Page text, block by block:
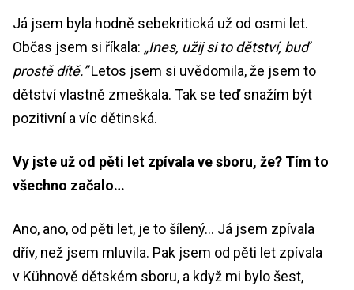
Já jsem byla hodně sebekritická už od osmi let.
Občas jsem si říkala: „Ines, užij si to dětství, buď
prostě dítě.”Letos jsem si uvědomila, že jsem to
dětství vlastně zmeškala. Tak se teď snažím být
pozitivní a víc dětinská.
Vy jste už od pěti let zpívala ve sboru, že? Tím to
všechno začalo…
Ano, ano, od pěti let, je to šílený… Já jsem zpívala
dřív, než jsem mluvila. Pak jsem od pěti let zpívala
v Kühnově dětském sboru, a když mi bylo šest,